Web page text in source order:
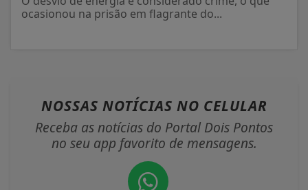
ocasionou na prisão em flagrante do...
NOSSAS NOTÍCIAS NO CELULAR
Receba as notícias do Portal Dois Pontos
no seu app favorito de mensagens.